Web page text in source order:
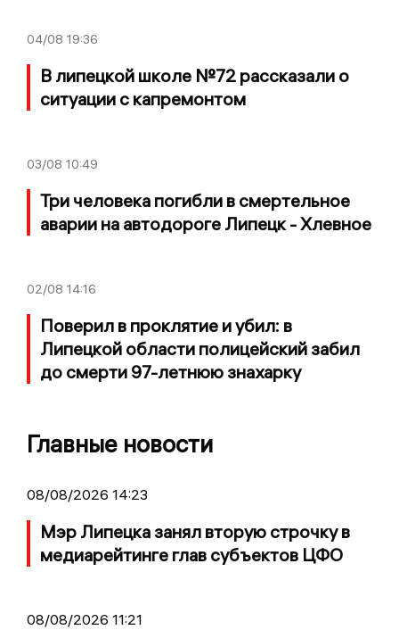
04/08 19:36
В липецкой школе №72 рассказали о
ситуации с капремонтом
03/08 10:49
Три человека погибли в смертельное
аварии на автодороге Липецк - Хлевное
02/08 14:16
Поверил в проклятие и убил: в
Липецкой области полицейский забил
до смерти 97-летнюю знахарку
Главные новости
08/08/2026 14:23
Мэр Липецка занял вторую строчку в
медиарейтинге глав субъектов ЦФО
08/08/2026 11:21